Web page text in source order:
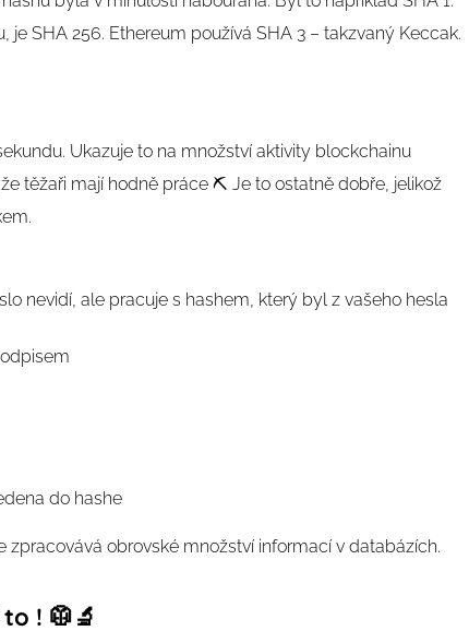
SHA 256. Ethereum používá SHA 3 – takzvaný Keccak.
Ukazuje to na množství aktivity blockchainu
těžaři mají hodně práce ⛏️ Je to ostatně dobře, jelikož
nevidí, ale pracuje s hashem, který byl z vašeho hesla
do hashe
obrovské množství informací v databázích.
! 🥼🔬